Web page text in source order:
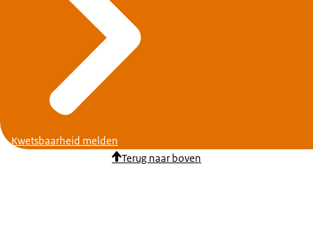
Kwetsbaarheid melden
Terug naar boven